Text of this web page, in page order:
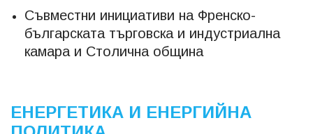
Съвместни инициативи на Френско-
българската търговска и индустриална
камара и Столична община
ЕНЕРГЕТИКА И ЕНЕРГИЙНА